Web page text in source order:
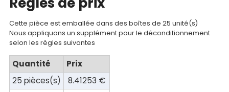
compte
Mon
panier
Contact
Cette pièce est emballée dans des boîtes de 25 unité(s)
Nous appliquons un supplément pour le déconditionnement
selon les règles suivantes
Quantité
Prix
25 pièces(s)
8.41253 €